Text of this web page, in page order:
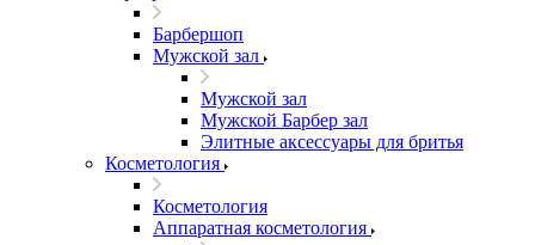
Барбершоп
Мужской зал
Мужской зал
Мужской Барбер зал
Элитные аксессуары для бритья
Косметология
Косметология
Аппаратная косметология